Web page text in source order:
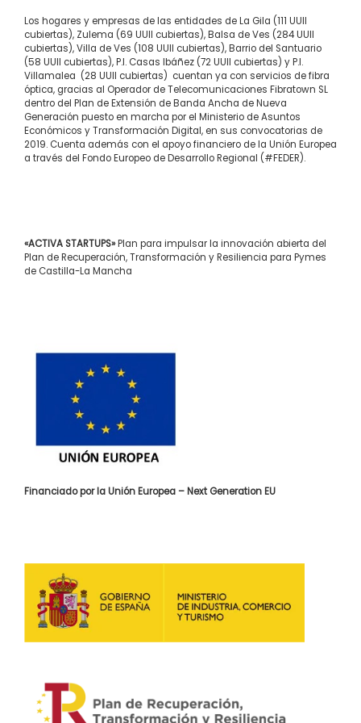
Los hogares y empresas de las entidades de La Gila (111 UUII
cubiertas), Zulema (69 UUII cubiertas), Balsa de Ves (284 UUII
cubiertas), Villa de Ves (108 UUII cubiertas), Barrio del Santuario
(58 UUII cubiertas), P.I. Casas Ibáñez (72 UUII cubiertas) y P.I.
Villamalea (28 UUII cubiertas) cuentan ya con servicios de fibra
óptica, gracias al Operador de Telecomunicaciones Fibratown SL
dentro del Plan de Extensión de Banda Ancha de Nueva
Generación puesto en marcha por el Ministerio de Asuntos
Económicos y Transformación Digital, en sus convocatorias de
2019. Cuenta además con el apoyo financiero de la Unión Europea
a través del Fondo Europeo de Desarrollo Regional (#FEDER).
«ACTIVA STARTUPS»Plan para impulsar la innovación abierta del
Plan de Recuperación, Transformación y Resiliencia para Pymes
de Castilla-La Mancha
Financiado por la Unión Europea – Next Generation EU